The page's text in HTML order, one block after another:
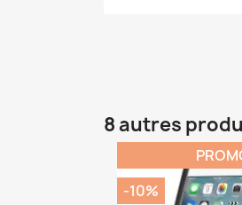
8 autres
-10%